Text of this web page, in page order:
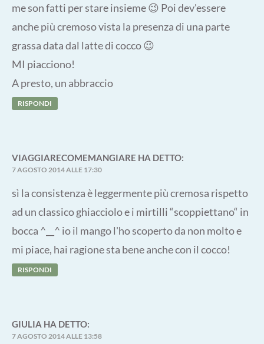
me son fatti per stare insieme 😉 Poi dev'essere
anche più cremoso vista la presenza di una parte
grassa data dal latte di cocco 😉
MI piacciono!
A presto, un abbraccio
RISPONDI
VIAGGIARECOMEMANGIARE HA DETTO:
7 AGOSTO 2014 ALLE 17:30
sì la consistenza è leggermente più cremosa rispetto
ad un classico ghiacciolo e i mirtilli “scoppiettano“ in
bocca ^__^ io il mango l'ho scoperto da non molto e
mi piace, hai ragione sta bene anche con il cocco!
RISPONDI
GIULIA HA DETTO:
7 AGOSTO 2014 ALLE 13:58